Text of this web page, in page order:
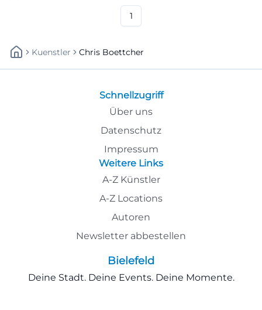
1
Kuenstler Chris Boettcher
Schnellzugriff
Über uns
Datenschutz
Impressum
Weitere Links
A-Z Künstler
A-Z Locations
Autoren
Newsletter abbestellen
Bielefeld
Deine Stadt. Deine Events. Deine Momente.